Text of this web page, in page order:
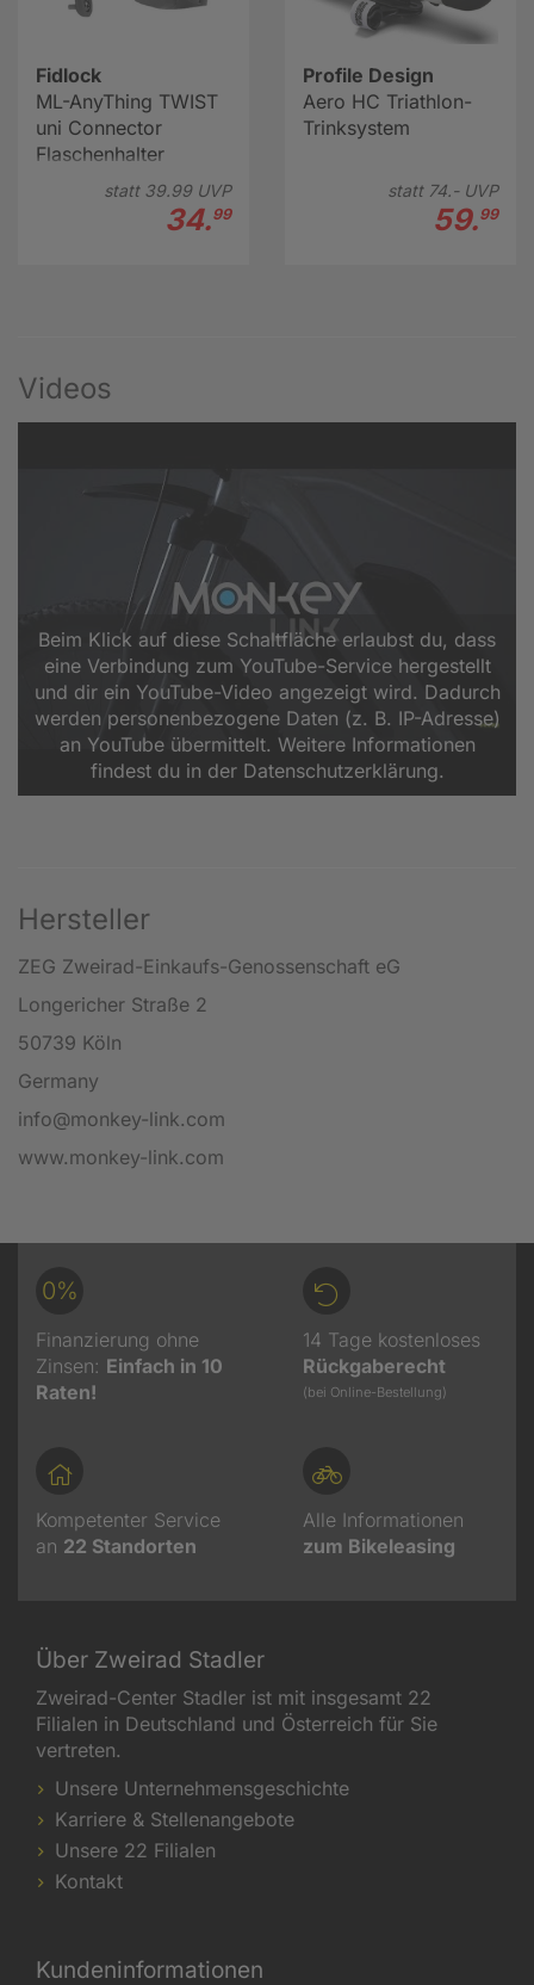
Fidlock
ML-AnyThing TWIST
uni Connector
Flaschenhalter
statt 39.99UVP
34.99
Profile Design
Aero HC Triathlon-
Trinksystem
statt 74.-UVP
59.99
Videos
Beim Klick auf diese Schaltfläche erlaubst du, dass
eine Verbindung zum YouTube-Service hergestellt
und dir ein YouTube-Video angezeigt wird. Dadurch
werden personenbezogene Daten (z. B. IP-Adresse)
an YouTube übermittelt. Weitere Informationen
findest du in der Datenschutzerklärung.
Hersteller
ZEG Zweirad-Einkaufs-Genossenschaft eG
Longericher Straße 2
50739 Köln
Germany
info@monkey-link.com
www.monkey-link.com
0%
Finanzierung ohne
Zinsen: Einfach in 10
Raten!
14 Tage kostenloses
Rückgaberecht
(bei Online-Bestellung)
Kompetenter Service
an 22 Standorten
Alle Informationen
zum Bikeleasing
Über Zweirad Stadler
Zweirad-Center Stadler ist mit insgesamt 22
Filialen in Deutschland und Österreich für Sie
vertreten.
Unsere Unternehmensgeschichte
Karriere & Stellenangebote
Unsere 22 Filialen
Kontakt
Kundeninformationen